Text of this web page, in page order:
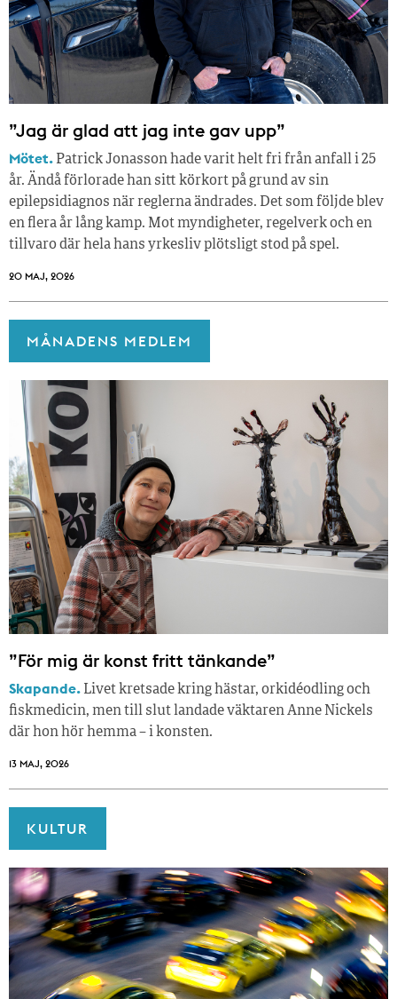
”Jag är glad att jag inte gav upp”
Mötet. Patrick Jonasson hade varit helt fri från anfall i 25
år. Ändå förlorade han sitt körkort på grund av sin
epilepsidiagnos när reglerna ändrades. Det som följde blev
en flera år lång kamp. Mot myndigheter, regelverk och en
tillvaro där hela hans yrkesliv plötsligt stod på spel.
20 MAJ, 2026
MÅNADENS MEDLEM
”För mig är konst fritt tänkande”
Skapande. Livet kretsade kring hästar, orkidéodling och
fiskmedicin, men till slut landade väktaren Anne Nickels
där hon hör hemma – i konsten.
13 MAJ, 2026
KULTUR